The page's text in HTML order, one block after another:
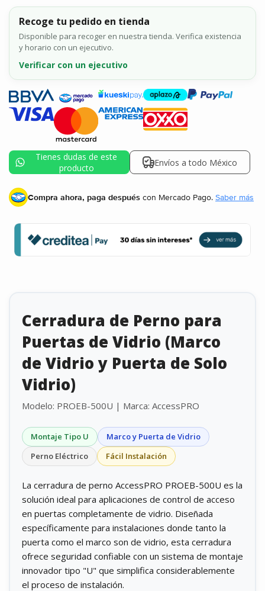
500U
Recoge tu pedido en tienda
Disponible para recoger en nuestra tienda. Verifica existencia
y horario con un ejecutivo.
Verificar con un ejecutivo
Tienes dudas de este
producto
Envíos a todo México
Compra ahora, paga después con Mercado Pago. Saber más
Cerradura de Perno para
Puertas de Vidrio (Marco
de Vidrio y Puerta de Solo
Vidrio)
Modelo: PROEB-500U | Marca: AccessPRO
Montaje Tipo U
Marco y Puerta de Vidrio
Perno Eléctrico
Fácil Instalación
La cerradura de perno AccessPRO PROEB-500U es la
solución ideal para aplicaciones de control de acceso
en puertas completamente de vidrio. Diseñada
específicamente para instalaciones donde tanto la
puerta como el marco son de vidrio, esta cerradura
ofrece seguridad confiable con un sistema de montaje
innovador tipo "U" que simplifica considerablemente
el proceso de instalación.